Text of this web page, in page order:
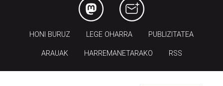
HONI BURUZ LEGE OHARRA PUBLIZITATEA
ARAUAK HARREMANETARAKO RSS